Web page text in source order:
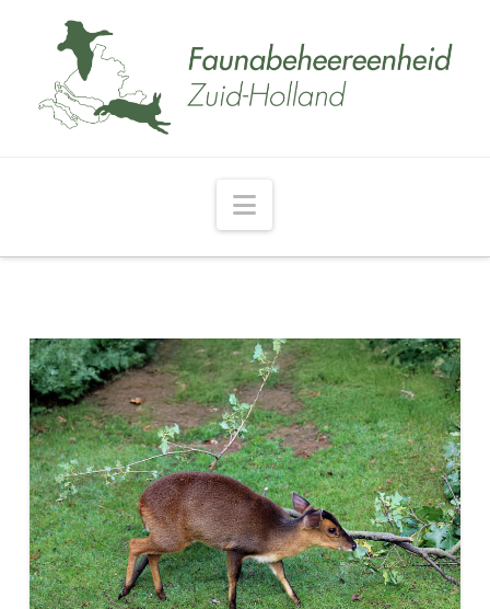
Navigation